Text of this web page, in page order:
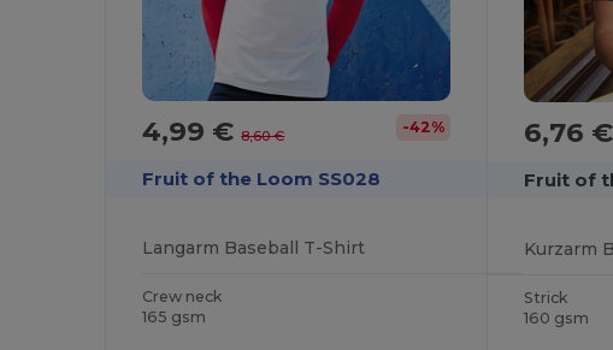
4,99 €8,60 € -42%
Fruit of the Loom SS028
Langarm Baseball T-Shirt
Crew neck
165 gsm
6,76 €
Fruit of
Kurzarm
Strick
160 gsm